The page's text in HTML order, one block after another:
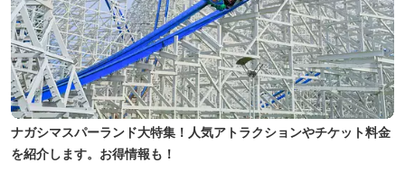
ナガシマスパーランド大特集！人気アトラクションやチケット料金
を紹介します。お得情報も！